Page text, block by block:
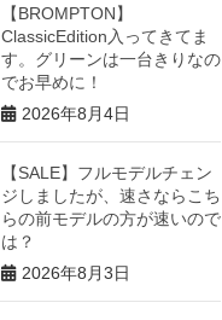
【BROMPTON】
ClassicEdition入ってきてま
す。グリーンは一台きりなの
でお早めに！
2026年8月4日
【SALE】フルモデルチェン
ジしましたが、速さならこち
らの前モデルの方が速いので
は？
2026年8月3日